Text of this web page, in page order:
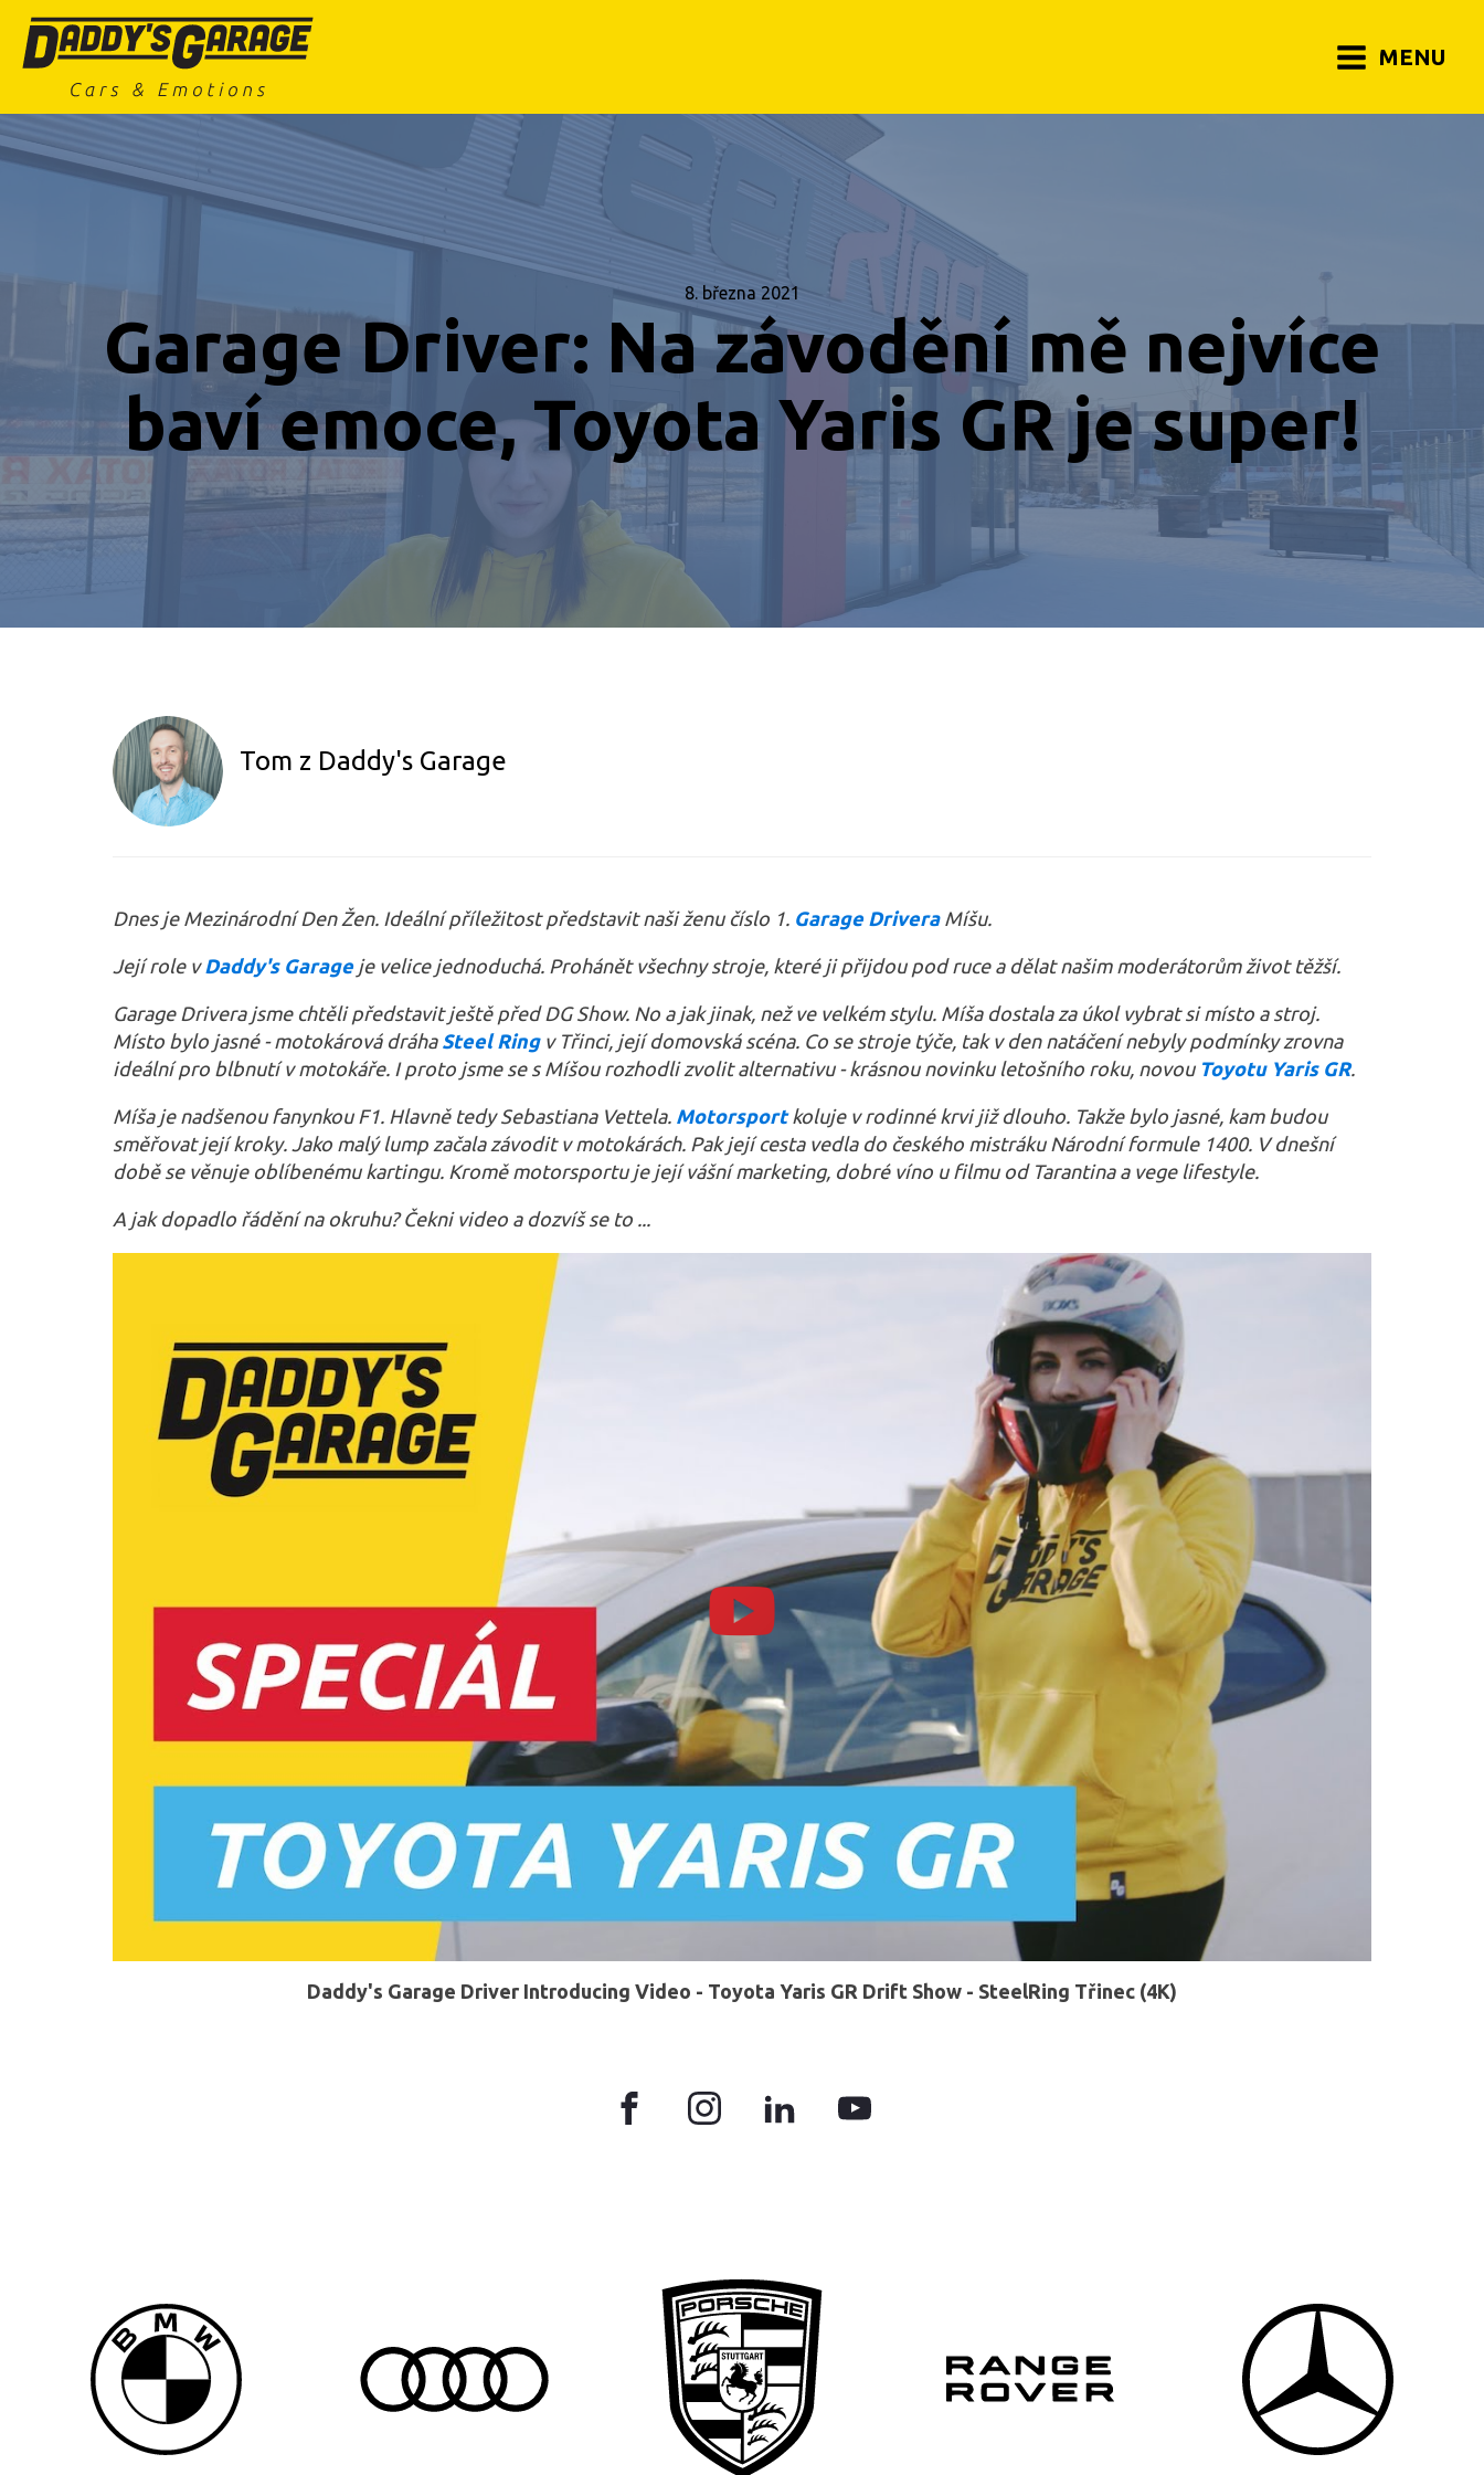
MENU
8. března 2021
Garage Driver: Na závodění mě nejvíce
baví emoce, Toyota Yaris GR je super!
Tom z Daddy's Garage
Dnes je Mezinárodní Den Žen. Ideální příležitost představit naši ženu číslo 1. Garage DriveraMíšu.
Její role vDaddy's Garageje velice jednoduchá. Prohánět všechny stroje, které ji přijdou pod ruce a dělat našim moderátorům život těžší.
Garage Drivera jsme chtěli představit ještě před DG Show. No a jak jinak, než ve velkém stylu. Míša dostala za úkol vybrat si místo a stroj.
Místo bylo jasné - motokárová dráha Steel Ringv Třinci, její domovská scéna. Co se stroje týče, tak v den natáčení nebyly podmínky zrovna
ideální pro blbnutí v motokáře. I proto jsme se s Míšou rozhodli zvolit alternativu - krásnou novinku letošního roku, novou Toyotu Yaris GR.
Míša je nadšenou fanynkou F1. Hlavně tedy Sebastiana Vettela. Motorsportkoluje v rodinné krvi již dlouho. Takže bylo jasné, kam budou
směřovat její kroky. Jako malý lump začala závodit v motokárách. Pak její cesta vedla do českého mistráku Národní formule 1400. V dnešní
době se věnuje oblíbenému kartingu. Kromě motorsportu je její vášní marketing, dobré víno u filmu od Tarantina a vege lifestyle.
A jak dopadlo řádění na okruhu? Čekni video a dozvíš se to ...
Daddy's Garage Driver Introducing Video - Toyota Yaris GR Drift Show - SteelRing Třinec (4K)